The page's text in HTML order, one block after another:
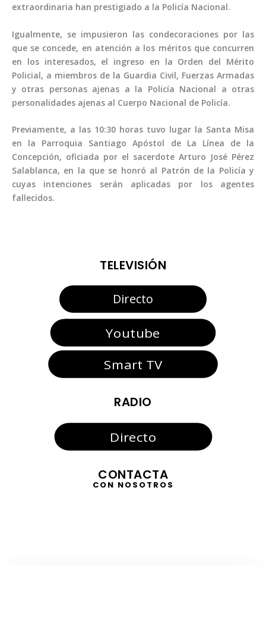
extraordinaria han prestigiado a la Policía Nacional.
Igualmente, se impusieron las condecoraciones por las
que se concede, en atención a los méritos que concurren
en los interesados, el ingreso en la Orden del Mérito
Policial, a miembros de la Guardia Civil, Fuerzas Armadas
y otras personas ajenas a la Policía Nacional a otras
personalidades ajenas al Cuerpo Nacional de Policía.
Previamente, a las 10:30 horas tuvo lugar la Santa Misa
en la Parroquia Santiago Apóstol de La Línea de la
Concepción, oficiada por el sacerdote Arturo José Pérez
Salablanca, en la que se honró al Patrón de la Policía y
cuyas intenciones serán aplicadas por los agentes
fallecidos.
TELEVISIÓN
Directo
Youtube
Smart TV
RADIO
Directo
CONTACTA
CON NOSOTROS